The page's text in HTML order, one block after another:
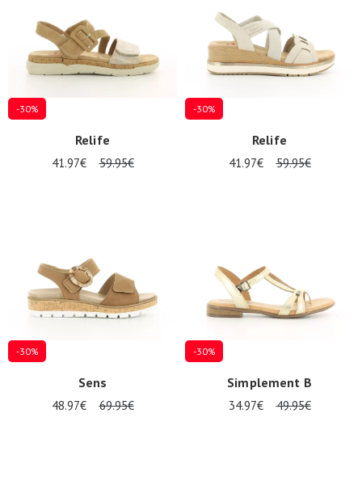
-30%
Relife
41.97€ 59.95€
-30%
Relife
41.97€ 59.95€
-30%
Sens
48.97€ 69.95€
-30%
Simplement B
34.97€ 49.95€